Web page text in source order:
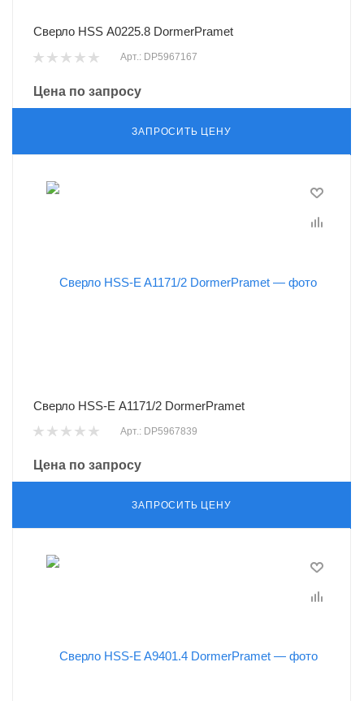
Сверло HSS A0225.8 DormerPramet
Арт.: DP5967167
Цена по запросу
ЗАПРОСИТЬ ЦЕНУ
Сверло HSS-E A1171/2 DormerPramet
Арт.: DP5967839
Цена по запросу
ЗАПРОСИТЬ ЦЕНУ